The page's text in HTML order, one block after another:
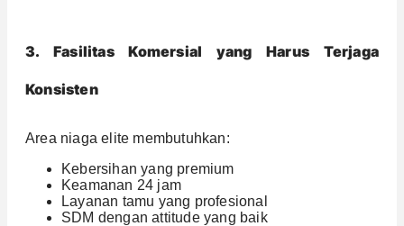
3. Fasilitas Komersial yang Harus Terjaga
Konsisten
Area niaga elite membutuhkan:
Kebersihan yang premium
Keamanan 24 jam
Layanan tamu yang profesional
SDM dengan attitude yang baik